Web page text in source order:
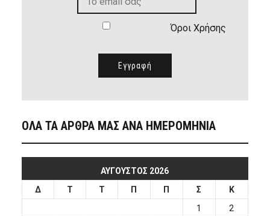
Όροι Χρήσης
ΟΛΑ ΤΑ ΑΡΘΡΑ ΜΑΣ ΑΝΑ ΗΜΕΡΟΜΗΝΙΑ
ΑΎΓΟΥΣΤΟΣ 2026
Δ
Τ Τ Π Π Σ
Κ
1
2